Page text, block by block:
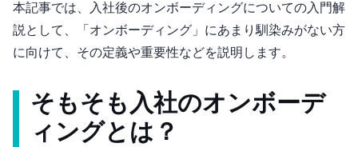
本記事では、入社後のオンボーディングについての入門解
説として、「オンボーディング」にあまり馴染みがない方
に向けて、その定義や重要性などを説明します。
そもそも入社のオンボーデ
ィングとは？